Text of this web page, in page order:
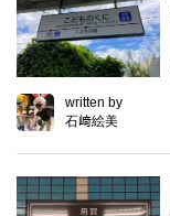
written by
石﨑絵美